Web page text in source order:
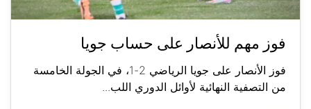
فوز مهم للأنصار على حساب جويا
فوز الأنصار على جويا الرياضي 2-1، في الجولة الخامسة
من التصفية النهائية لأوائل الدوري اللب...